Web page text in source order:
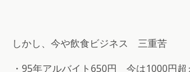
しかし、今や飲食ビジネス 三重苦
・95年アルバイト650円 今は1000円超